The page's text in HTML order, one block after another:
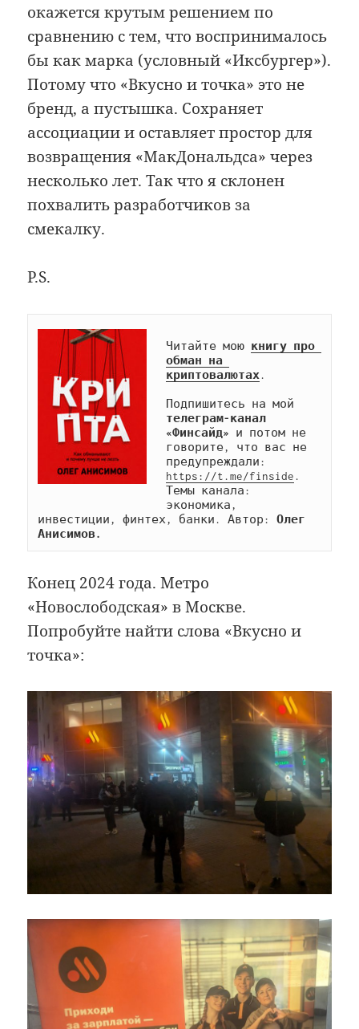
окажется крутым решением по
сравнению с тем, что воспринималось
бы как марка (условный «Иксбургер»).
Потому что «Вкусно и точка» это не
бренд, а пустышка. Сохраняет
ассоциации и оставляет простор для
возвращения «МакДональдса» через
несколько лет. Так что я склонен
похвалить разработчиков за
смекалку.
P.S.
Читайте мою книгу про
обман на
криптовалютах .
телеграм-канал
«Финсайд» и потом не
говорите, что вас не
https://t.me/finside .
Темы канала:
экономика,
инвестиции, финтех, банки. Автор: Олег
Анисимов.
Конец 2024 года. Метро
«Новослободская» в Москве.
Попробуйте найти слова «Вкусно и
точка»: